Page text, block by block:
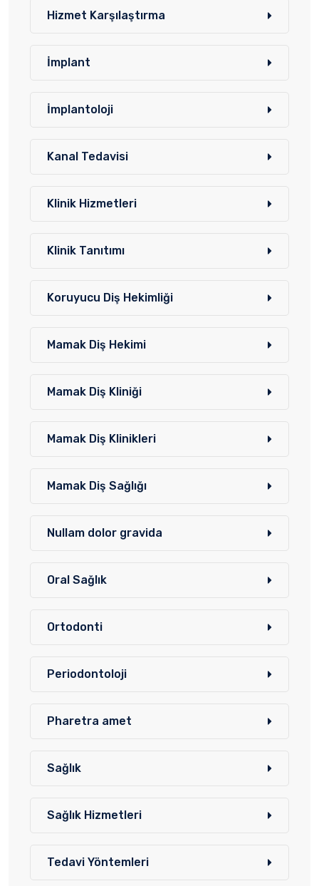
Hizmet Karşılaştırma
İmplant
İmplantoloji
Kanal Tedavisi
Klinik Hizmetleri
Klinik Tanıtımı
Koruyucu Diş Hekimliği
Mamak Diş Hekimi
Mamak Diş Kliniği
Mamak Diş Klinikleri
Mamak Diş Sağlığı
Nullam dolor gravida
Oral Sağlık
Ortodonti
Periodontoloji
Pharetra amet
Sağlık
Sağlık Hizmetleri
Tedavi Yöntemleri